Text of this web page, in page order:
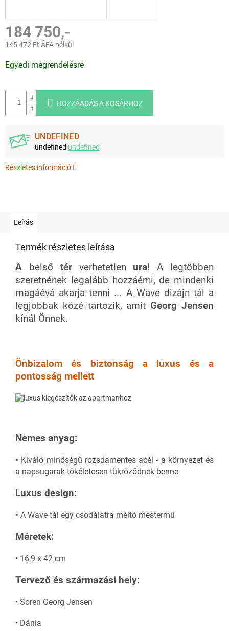
184 750,-
145 472 Ft ÁFA nélkül
Egyedi megrendelésre
HOZZÁADÁS A KOSÁRHOZ
UNDEFINED
undefined undefined
Részletes információ
Leírás
Termék részletes leírása
A belső térverhetetlen ura! A legtöbben
szeretnének legalább hozzáérni, de mindenki
magáévá akarja tenni ... A Wave dizájn tál a
legjobbak közé tartozik, amit Georg Jensen
kínál Önnek.
Önbizalom és biztonság a luxus és a
pontosság mellett
Nemes anyag:
• Kiváló minőségű rozsdamentes acél - a környezet és
a napsugarak tökéletesen tükröződnek benne
Luxus design:
• A Wave tál egy csodálatra méltó mestermű
Méretek:
• 16,9 x 42 cm
Tervező és származási hely:
• Soren Georg Jensen
• Dánia